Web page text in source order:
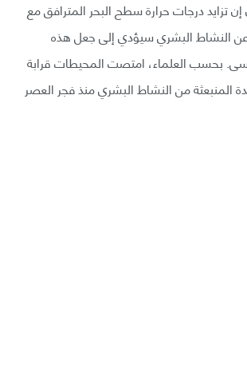
إن تزايد درجات حرارة سطح البحر المترافق مع
عن النشاط البشري سيؤدي إلى جعل هذه
بحسب العلماء، امتصت المحيطات قرابة
المنبعثة من النشاط البشري منذ فجر العصر